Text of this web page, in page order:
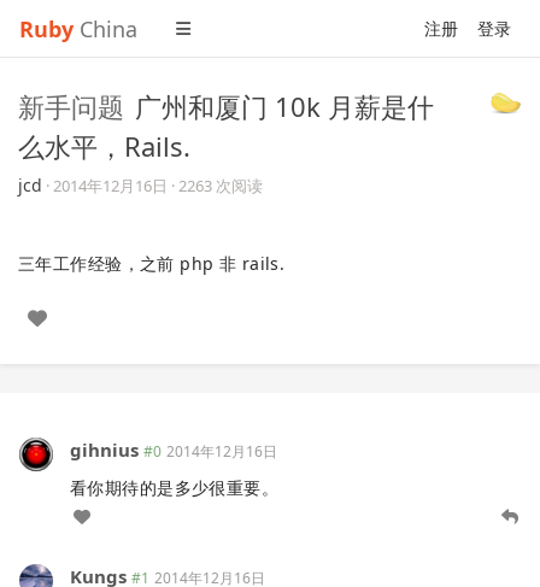
Ruby China 注册 登录
新手问题 广州和厦门 10k 月薪是什
么水平，Rails.
jcd ·2014年12月16日 · 2263 次阅读
三年工作经验，之前 php 非 rails.
gihnius #0 2014年12月16日
看你期待的是多少很重要。
Kungs #1 2014年12月16日